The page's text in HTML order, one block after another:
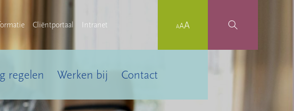
Cliëntportaal Intranet
regelen Werken bij Contact